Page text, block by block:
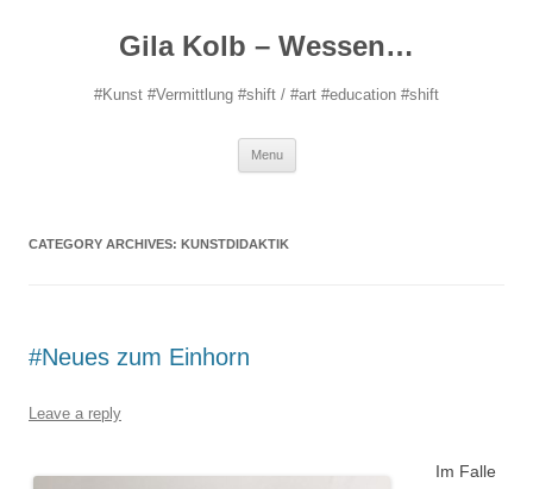
Gila Kolb – Wessen…
#Kunst #Vermittlung #shift / #art #education #shift
Menu
CATEGORY ARCHIVES: KUNSTDIDAKTIK
#Neues zum Einhorn
Leave a reply
Im Falle